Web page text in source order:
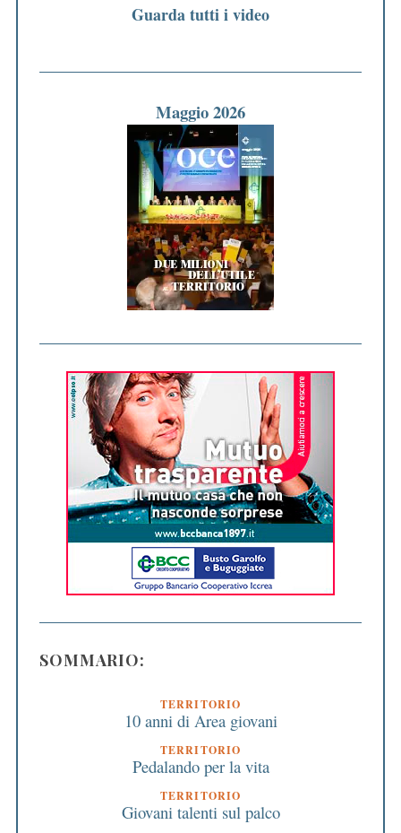
Guarda tutti i video
Maggio 2026
SOMMARIO:
TERRITORIO
10 anni di Area giovani
TERRITORIO
Pedalando per la vita
TERRITORIO
Giovani talenti sul palco